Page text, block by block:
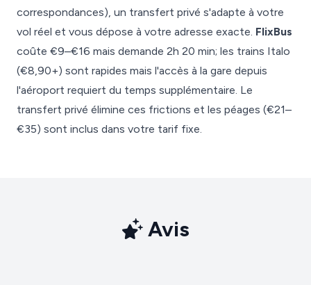
correspondances), un transfert privé s'adapte à votre
vol réel et vous dépose à votre adresse exacte. FlixBus
coûte €9–€16 mais demande 2h 20 min; les trains Italo
(€8,90+) sont rapides mais l'accès à la gare depuis
l'aéroport requiert du temps supplémentaire. Le
transfert privé élimine ces frictions et les péages (€21–
€35) sont inclus dans votre tarif fixe.
Avis